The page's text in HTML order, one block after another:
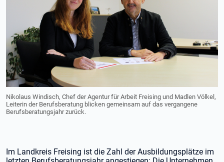
Nikolaus Windisch, Chef der Agentur für Arbeit Freising und Madlen Völkel,
Leiterin der Berufsberatung blicken gemeinsam auf das vergangene
Berufsberatungsjahr zurück.
Im Landkreis Freising ist die Zahl der Ausbildungsplätze im